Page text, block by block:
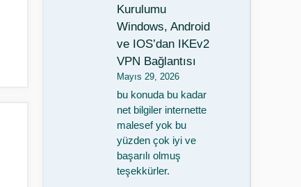
Kurulumu
Windows, Android
ve IOS’dan IKEv2
VPN Bağlantısı
Mayıs 29, 2026
bu konuda bu kadar
net bilgiler internette
malesef yok bu
yüzden çok iyi ve
başarılı olmuş
teşekkürler.